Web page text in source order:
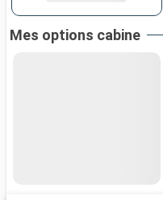
Mes options cabine